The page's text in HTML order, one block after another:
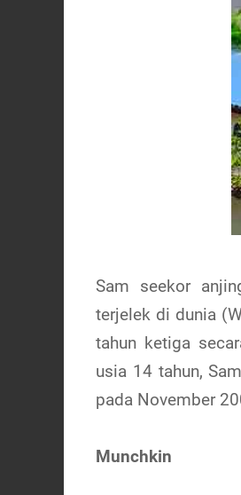
Sam seekor
terjelek di dunia
tahun ketiga
usia 14 tahun,
pada November
Munchkin